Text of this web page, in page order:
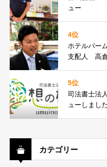
ュー
4位
ホテルパー
支配人 高
5位
司法書士法
ューしまし
カテゴリー